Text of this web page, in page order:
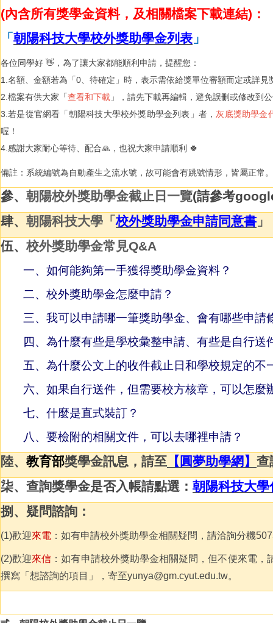
(內含所有獎學金資料，及相關檔案下載連結) ：
「 朝陽科技大學校外獎助學金列表 」
各位同學好 👋，為了讓大家都能順利申請，提醒您：
1.名額、金額若為「0、待確定」時，表示需依給獎單位審額而定或詳見
2.檔案有供大家「查看和下載 」，請先下載再編輯，避免誤刪或修改到公
3.若是從官網看「朝陽科技大學校外獎助學金列表」者， 灰底獎助學金
喔！
4.感謝大家耐心等待、配合🙏，也祝大家申請順利 🍀
備註：系統編號為自動產生之流水號，故可能會有跳號情形，皆屬正常。
參、 朝陽校外獎助學金截止日一覽(請參考
肆、 朝陽科技大學「校外獎助學金申請同意書 」
伍、 校外獎助學金常見Q&A
一、如何能夠第一手獲得獎助學金資料？
二、校外獎助學金怎麼申請？
三、我可以申請哪一筆獎助學金、會有哪些申請
四、為什麼有些是學校彙整申請、有些是自行送
五、為什麼公文上的收件截止日和學校規定的不
六、如果自行送件，但需要校方核章，可以怎麼
七、什麼是直式裝訂？
八、要檢附的相關文件，可以去哪裡申請？
陸、 教育部獎學金訊息，請至 【圓夢助學網】 查
柒、查詢獎學金是否入帳請點選： 朝陽科技大
捌、疑問諮詢：
(1)歡迎來電 ：如有申請校外獎助學金相關疑問，請洽詢分機
(2)歡迎來信 ：如有申請校外獎助學金相關疑問，但不便來電
撰寫「想諮詢的項目」，寄至yunya@gm.cyut.edu.tw。